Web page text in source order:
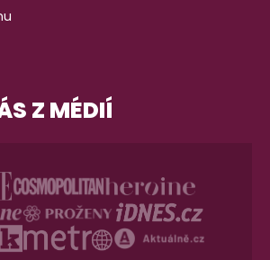
Z MÉDIÍ